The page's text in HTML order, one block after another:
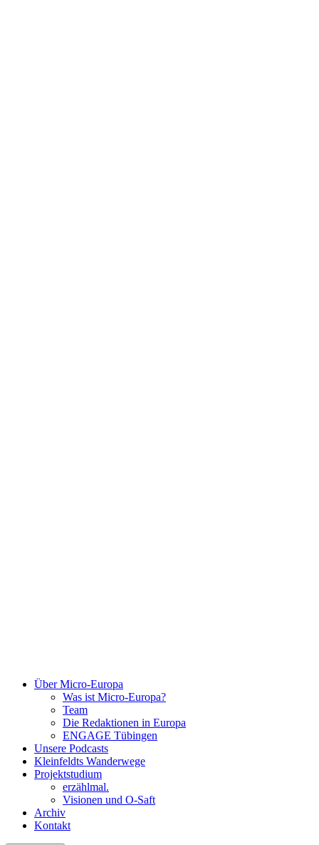
Über Micro-Europa
Was ist Micro-Europa?
Team
Die Redaktionen in Europa
ENGAGE Tübingen
Unsere Podcasts
Kleinfeldts Wanderwege
Projektstudium
erzählmal.
Visionen und O-Saft
Archiv
Kontakt